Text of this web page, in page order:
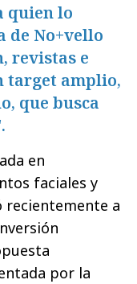
quien lo
de No+vello
revistas e
target amplio,
que busca
en
faciales y
recientemente a
por la